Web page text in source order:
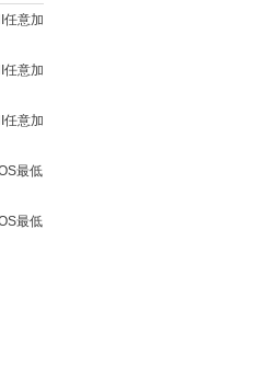
意加
意加
意加
最低
最低